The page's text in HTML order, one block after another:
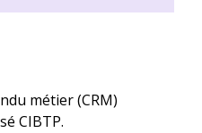
métier (CRM)
CIBTP.